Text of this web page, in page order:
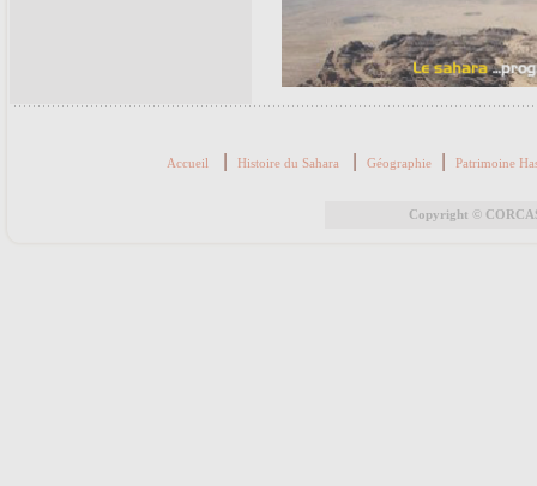
Accueil | Histoire du Sahara | Géographie| Patrimoine
Copyright ©